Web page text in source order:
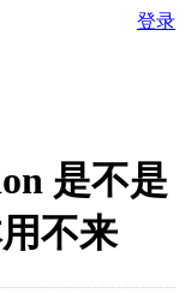
登录
是不是
不来